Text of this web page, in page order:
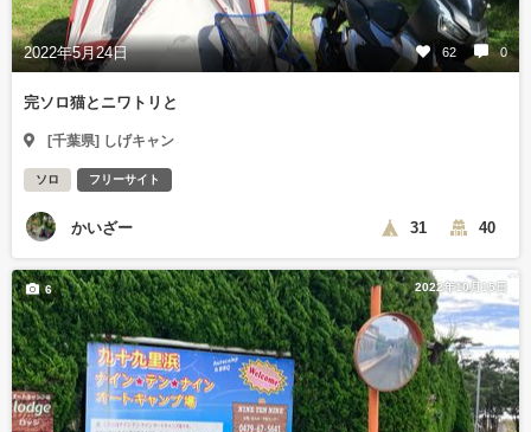
2022年5月24日 62 0
完ソロ猫とニワトリと
[千葉県] しげキャン
ソロ フリーサイト
かいざー 31 40
2022年10月15日
6